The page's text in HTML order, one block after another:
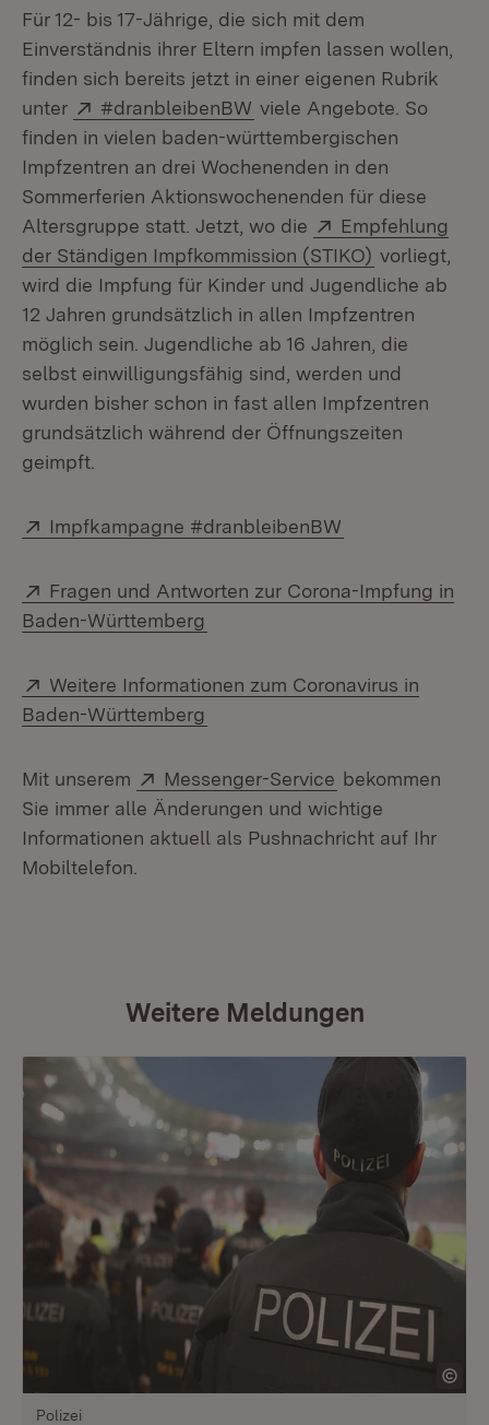
Für 12- bis 17-Jährige, die sich mit dem
Einverständnis ihrer Eltern impfen lassen wollen,
finden sich bereits jetzt in einer eigenen Rubrik
unter
Extern:
#dranbleibenBW (Öffnet in neuem Fenster)
viele Angebote. So
finden in vielen baden-württembergischen
Impfzentren an drei Wochenenden in den
Sommerferien Aktionswochenenden für diese
Altersgruppe statt. Jetzt, wo die
Extern:
Empfehlung
der Ständigen Impfkommission (STIKO) (Öffnet in
vorliegt,
wird die Impfung für Kinder und Jugendliche ab
12 Jahren grundsätzlich in allen Impfzentren
möglich sein. Jugendliche ab 16 Jahren, die
selbst einwilligungsfähig sind, werden und
wurden bisher schon in fast allen Impfzentren
grundsätzlich während der Öffnungszeiten
geimpft.
Extern:
Impfkampagne #dranbleibenBW
Extern:
Fragen und Antworten zur Corona-Impfung in
Baden-Württemberg
Extern:
Weitere Informationen zum Coronavirus in
Baden-Württemberg
Mit unserem Extern:
Messenger-Service (Öffnet in
bekommen
Sie immer alle Änderungen und wichtige
Informationen aktuell als Pushnachricht auf Ihr
Mobiltelefon.
Weitere Meldungen
Polizei